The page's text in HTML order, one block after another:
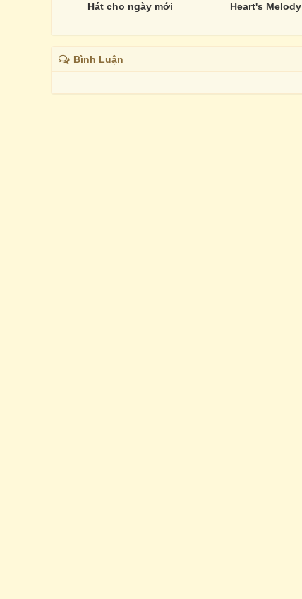
Hát cho ngày mới Heart's Melody
Bình Luận